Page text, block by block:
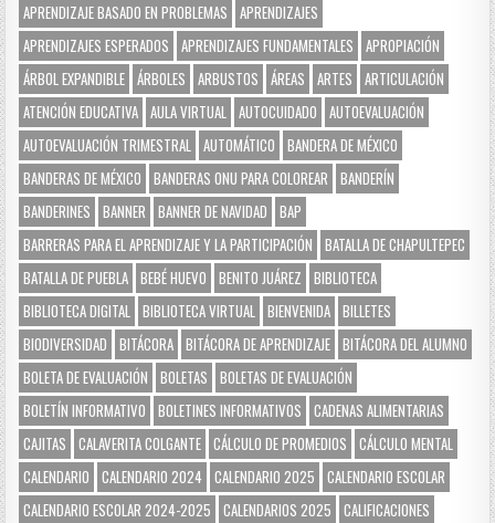
APRENDIZAJE BASADO EN PROBLEMAS
APRENDIZAJES
APRENDIZAJES ESPERADOS
APRENDIZAJES FUNDAMENTALES
APROPIACIÓN
ÁRBOL EXPANDIBLE ÁRBOLES ARBUSTOS ÁREAS ARTES
ARTICULACIÓN
ATENCIÓN EDUCATIVA AULA VIRTUAL AUTOCUIDADO
AUTOEVALUACIÓN
AUTOEVALUACIÓN TRIMESTRAL AUTOMÁTICO
BANDERA DE MÉXICO
BANDERAS DE MÉXICO
BANDERAS ONU PARA COLOREAR
BANDERÍN
BANDERINES
BANNER BANNER DE NAVIDAD
BAP
BARRERAS PARA EL APRENDIZAJE Y LA PARTICIPACIÓN
BATALLA DE CHAPULTEPEC
BATALLA DE PUEBLA BEBÉ HUEVO BENITO JUÁREZ
BIBLIOTECA
BIBLIOTECA DIGITAL BIBLIOTECA VIRTUAL BIENVENIDA BILLETES
BIODIVERSIDAD
BITÁCORA BITÁCORA DE APRENDIZAJE BITÁCORA DEL ALUMNO
BOLETA DE EVALUACIÓN
BOLETAS
BOLETAS DE EVALUACIÓN
BOLETÍN INFORMATIVO
BOLETINES INFORMATIVOS
CADENAS ALIMENTARIAS
CAJITAS
CALAVERITA COLGANTE CÁLCULO DE PROMEDIOS
CÁLCULO MENTAL
CALENDARIO
CALENDARIO 2024 CALENDARIO 2025
CALENDARIO ESCOLAR
CALENDARIO ESCOLAR 2024-2025
CALENDARIOS 2025
CALIFICACIONES